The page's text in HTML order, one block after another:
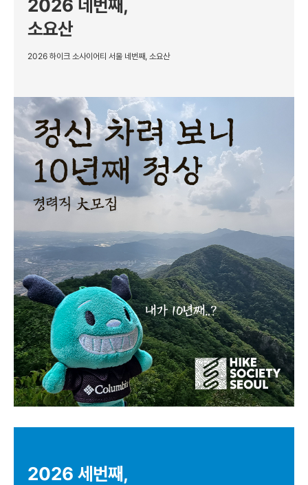
2026 네번째,
소요산
2026 하이크 소사이어티 서울 네번째, 소요산
2026 세번째,